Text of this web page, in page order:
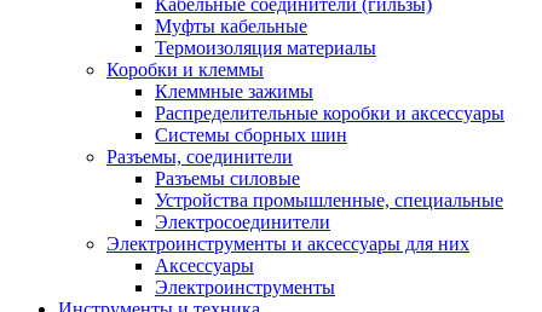
Кабельные соединители (гильзы)
Муфты кабельные
Термоизоляция материалы
Коробки и клеммы
Клеммные зажимы
Распределительные коробки и аксессуары
Системы сборных шин
Разъемы, соединители
Разъемы силовые
Устройства промышленные, специальные
Электросоединители
Электроинструменты и аксессуары для них
Аксессуары
Электроинструменты